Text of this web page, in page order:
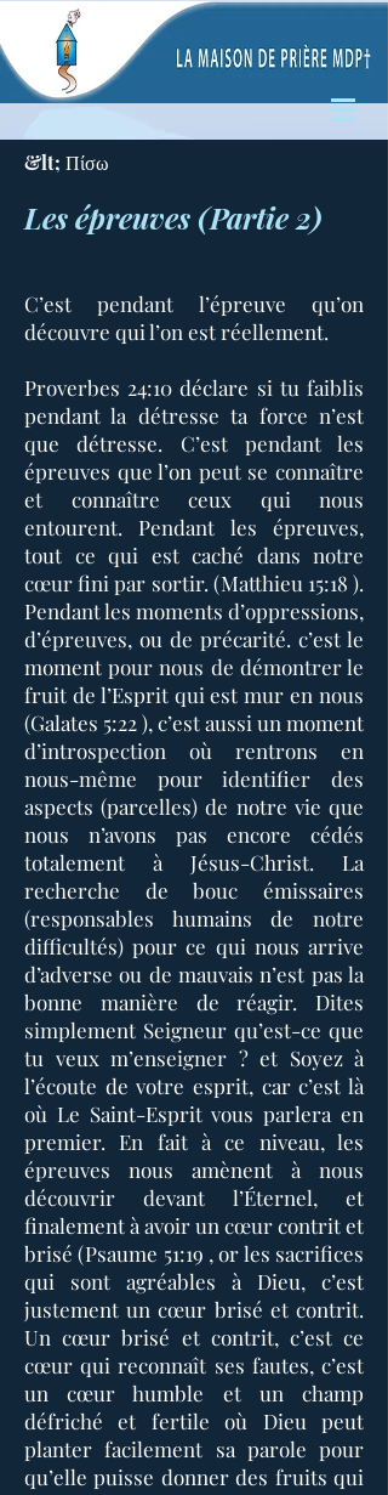
&lt; Πίσω
Les épreuves (Partie 2)
C’est pendant l’épreuve qu’on
découvre qui l’on est réellement.
Proverbes 24:10 déclare si tu faiblis
pendant la détresse ta force n’est
que détresse. C’est pendant les
épreuves que l’on peut se connaître
et connaître ceux qui nous
entourent. Pendant les épreuves,
tout ce qui est caché dans notre
cœur fini par sortir. (Matthieu 15:18 ).
Pendant les moments d’oppressions,
d’épreuves, ou de précarité. c’est le
moment pour nous de démontrer le
fruit de l’Esprit qui est mur en nous
(Galates 5:22 ), c’est aussi un moment
d’introspection où rentrons en
nous-même pour identifier des
aspects (parcelles) de notre vie que
nous n’avons pas encore cédés
totalement à Jésus-Christ. La
recherche de bouc émissaires
(responsables humains de notre
difficultés) pour ce qui nous arrive
d’adverse ou de mauvais n’est pas la
bonne manière de réagir. Dites
simplement Seigneur qu’est-ce que
tu veux m’enseigner ? et Soyez à
l’écoute de votre esprit, car c’est là
où Le Saint-Esprit vous parlera en
premier. En fait à ce niveau, les
épreuves nous amènent à nous
découvrir devant l’Éternel, et
finalement à avoir un cœur contrit et
brisé (Psaume 51:19 , or les sacrifices
qui sont agréables à Dieu, c’est
justement un cœur brisé et contrit.
Un cœur brisé et contrit, c’est ce
cœur qui reconnaît ses fautes, c’est
un cœur humble et un champ
défriché et fertile où Dieu peut
planter facilement sa parole pour
qu’elle puisse donner des fruits qui